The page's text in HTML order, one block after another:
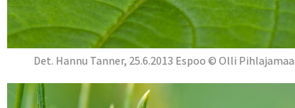
Det. Hannu Tanner, 25.6.2013 Espoo © Olli Pihlajamaa